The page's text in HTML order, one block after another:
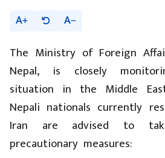
A A
The Ministry of Foreign
Nepal, is closely
situation in the Middle
Nepali nationals currently
Iran are advised to
precautionary measures: